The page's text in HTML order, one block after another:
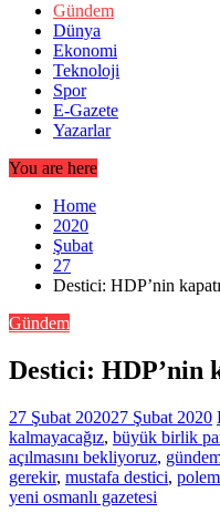
Gündem
Dünya
Ekonomi
Teknoloji
Spor
E-Gazete
Yazarlar
You are here
Home
2020
Şubat
27
Destici: HDP’nin
Gündem
Destici: HDP’nin
27 Şubat 202027 Şubat 2020
kalmayacağız, büyük birlik
açılmasını bekliyoruz,
gerekir, mustafa destici,
yeni osmanlı gazetesi